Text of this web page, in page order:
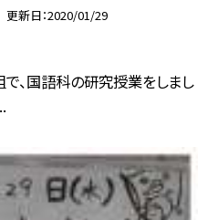
更新日 2020/01/29
、国語科の研究授業をしまし